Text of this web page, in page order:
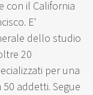
con il California
E'
dello studio
20
per una
addetti. Segue